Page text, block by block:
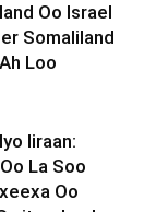
Oo Israel
Somaliland
Loo
Iiraan:
La Soo
Oo